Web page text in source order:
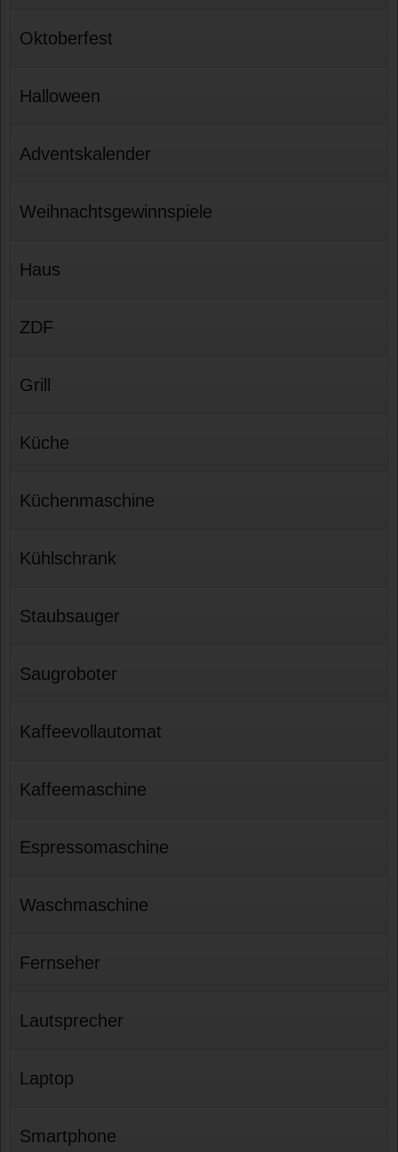
Oktoberfest
Halloween
Adventskalender
Weihnachtsgewinnspiele
Haus
ZDF
Grill
Küche
Küchenmaschine
Kühlschrank
Staubsauger
Saugroboter
Kaffeevollautomat
Kaffeemaschine
Espressomaschine
Waschmaschine
Fernseher
Lautsprecher
Laptop
Smartphone